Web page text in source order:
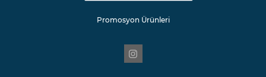
Promosyon Ürünleri